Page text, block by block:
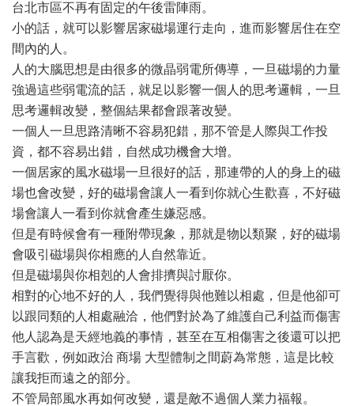
台北市區不再有固定的午後雷陣雨。
小的話，就可以影響居家磁場運行走向，進而影響居住在空
間內的人。
人的大腦思想是由很多的微晶弱電所傳導，一旦磁場的力量
強過這些弱電流的話，就足以影響一個人的思考邏輯，一旦
思考邏輯改變，整個結果都會跟著改變。
一個人一旦思路清晰不容易犯錯，那不管是人際與工作投
資，都不容易出錯，自然成功機會大增。
一個居家的風水磁場一旦很好的話，那連帶的人的身上的磁
場也會改變，好的磁場會讓人一看到你就心生歡喜，不好磁
場會讓人一看到你就會產生嫌惡感。
但是有時候會有一種附帶現象，那就是物以類聚，好的磁場
會吸引磁場與你相應的人自然靠近。
但是磁場與你相剋的人會排擠與討厭你。
相對的心地不好的人，我們覺得與他難以相處，但是他卻可
以跟同類的人相處融洽，他們對於為了維護自己利益而傷害
他人認為是天經地義的事情，甚至在互相傷害之後還可以把
手言歡，例如政治 商場 大型體制之間蔚為常態，這是比較
讓我拒而遠之的部分。
不管局部風水再如何改變，還是敵不過個人業力福報。